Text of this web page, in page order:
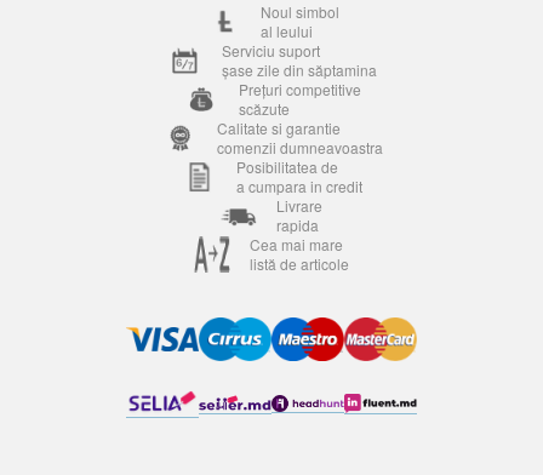
Noul simbol
al leului
Serviciu suport
șase zile din săptamina
Prețuri competitive
scăzute
Calitate si garantie
comenzii dumneavoastra
Posibilitatea de
a cumpara in credit
Livrare
rapida
Cea mai mare
listă de articole